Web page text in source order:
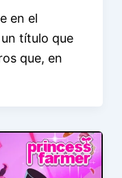
en el
título que
que, en